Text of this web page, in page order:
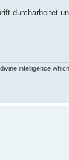
durcharbeitet
intelligence